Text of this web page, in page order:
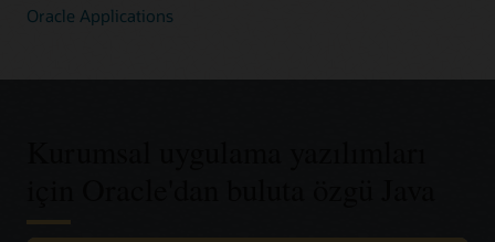
Oracle Applications